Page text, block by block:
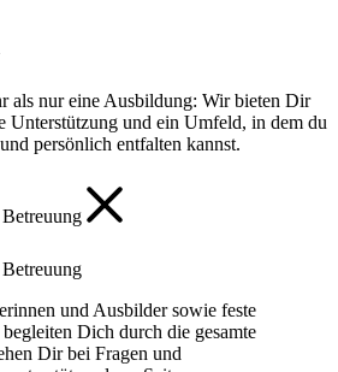
als nur eine Ausbildung: Wir bieten Dir
Unterstützung und ein Umfeld, in dem du
persönlich entfalten kannst.
und Ausbilder sowie feste
Dich durch die gesamte
Dir bei Fragen und